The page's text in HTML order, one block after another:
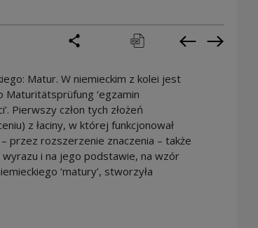
podziel się
drukuj pobierz Poprzednia
Matur. W niemieckim z kolei jest
Maturitätsprüfung ‘egzamin
Pierwszy człon tych złożeń
z łaciny, w której funkcjonował
przez rozszerzenie znaczenia – także
wyrazu i na jego podstawie, na wzór
‘matury’, stworzyła